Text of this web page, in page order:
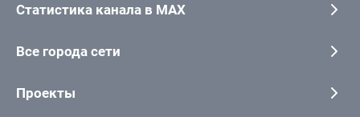
Статистика канала в MAX
Все города сети
Проекты